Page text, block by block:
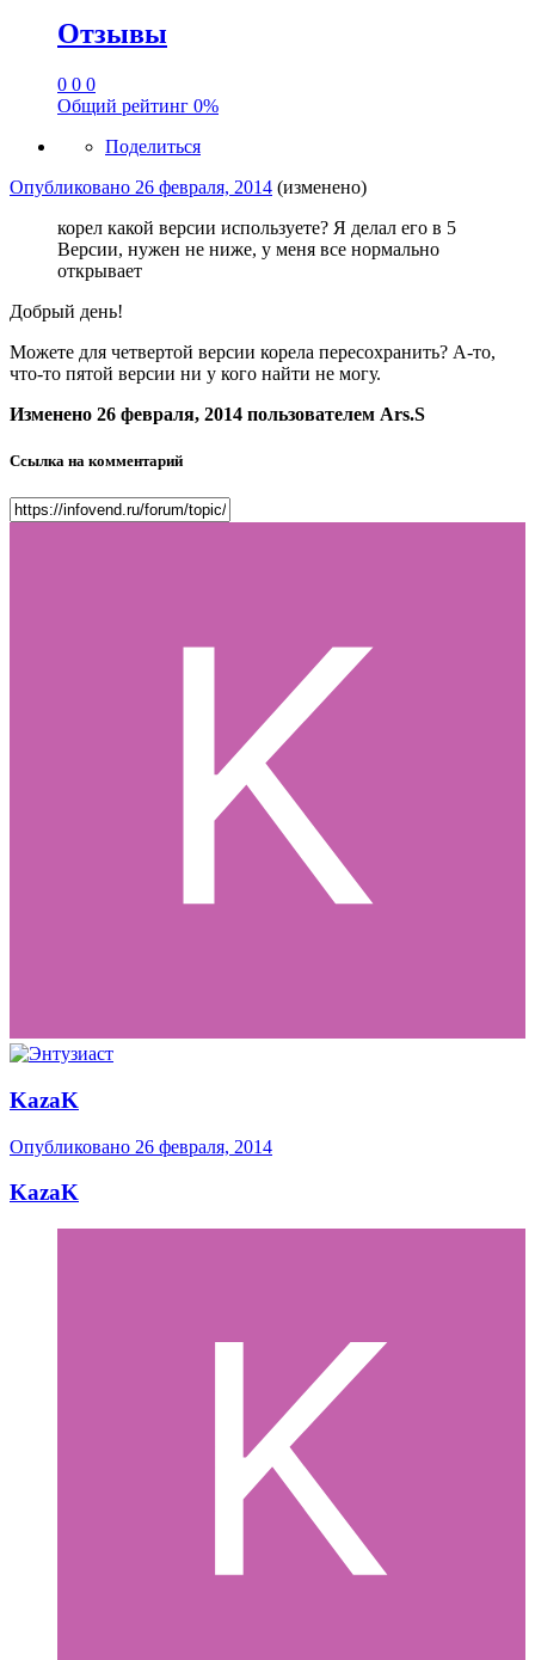
Отзывы
0 0 0
Общий рейтинг 0%
Поделиться
Опубликовано 26 февраля, 2014 (изменено)
корел какой версии используете? Я делал его в 5
Версии, нужен не ниже, у меня все нормально
открывает
Добрый день!
Можете для четвертой версии корела пересохранить? А-то,
что-то пятой версии ни у кого найти не могу.
Изменено 26 февраля, 2014 пользователем Ars.S
Ссылка на комментарий
KazaK
Опубликовано 26 февраля, 2014
KazaK